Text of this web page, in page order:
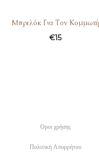
Mπρελόκ Για Τον Κομμωτή
€15
Οροι χρήσης
Πολιτική Απορρήτου